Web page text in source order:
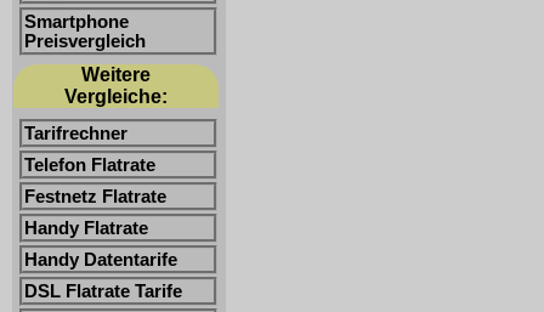
Smartphone
Preisvergleich
Weitere
Vergleiche:
Tarifrechner
Telefon Flatrate
Festnetz Flatrate
Handy Flatrate
Handy Datentarife
DSL Flatrate Tarife